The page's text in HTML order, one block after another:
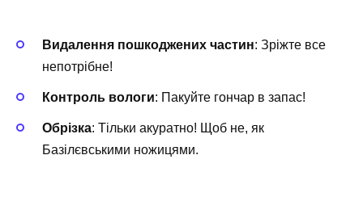
Видалення пошкоджених частин: Зріжте все
непотрібне!
Контроль вологи: Пакуйте гончар в запас!
Обрізка: Тільки акуратно! Щоб не, як
Базілєвськими ножицями.